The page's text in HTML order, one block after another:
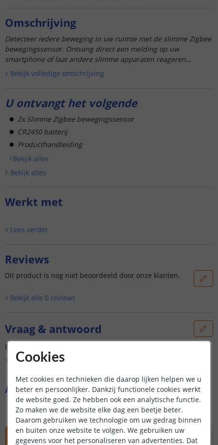
Omschrijving
Detecteer iedere beweging in uw ruimte met de slimme Zigbee
bewegingssensor. Ontvang direct een melding op uw
smartphone of laat andere slimme apparaten reageren
wanneer er beweging...
Bekijk volledige omschrijving
U ontvangt het volgende
2x Slimme Zigbee bewegingssensor
CR2450 batterij
Producthandleiding
Bekijk alles
Bekijk alles
Werkt met
Lees verder
Aanvullende producten
ACTIEPRIJS NIEUW
Reviews
Dit product is nog niet beoordeeld door onze klanten.
Bekijk alle 0 reviews
Vraag & antwoord
Er is nog geen vraag gesteld over dit product.
Bekijk alle Vraag & antwoord
Cookies
Met cookies en technieken die daarop lijken helpen we u
beter en persoonlijker. Dankzij functionele cookies werkt
de website goed. Ze hebben ook een analytische functie.
Zo maken we de website elke dag een beetje beter.
Daarom gebruiken we technologie om uw gedrag binnen
en buiten onze website te volgen. We gebruiken uw
gegevens voor het personaliseren van advertenties. Dat